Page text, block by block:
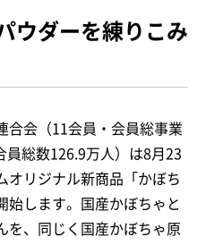
ウダーを練りこみ
合会（11会員・会員総事業
員総数126.9万人）は8月23
オリジナル新商品「かぼち
始します。国産かぼちゃと
を、同じく国産かぼちゃ原